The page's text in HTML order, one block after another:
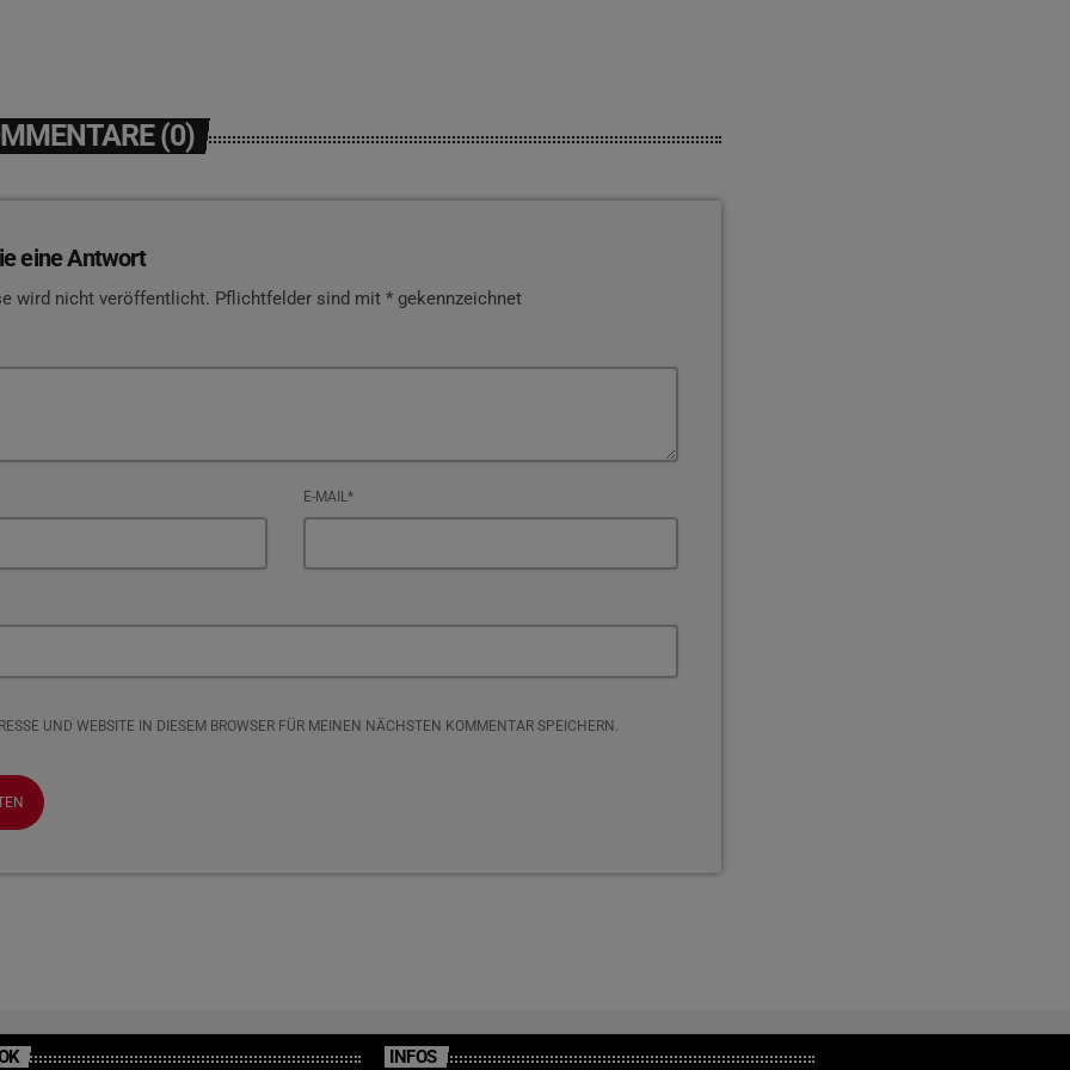
(0)
eine Antwort
wird nicht veröffentlicht. Pflichtfelder sind mit * gekennzeichnet
E-MAIL*
UND WEBSITE IN DIESEM BROWSER FÜR MEINEN NÄCHSTEN KOMMENTAR SPEICHERN.
INFOS